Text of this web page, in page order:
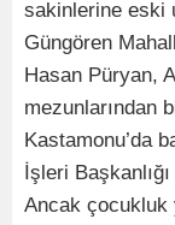
sakinlerine eski
Güngören
Hasan Püryan,
mezunlarından
Kastamonu’da
İşleri
Ancak çocukluk